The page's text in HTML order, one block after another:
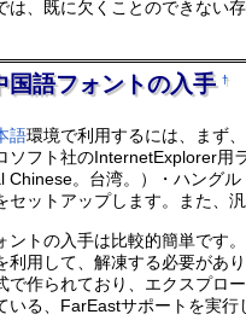
は、既に欠くことのできない存
国語フォントの入手†
語環境で利用するには、まず
ソフト社のInternetExplorer用
Chinese。台湾。）・ハング
セットアップします。また、
ントの入手は比較的簡単です
利用して、解凍する必要があ
で作られており、エクスプロ
いる、FarEastサポートを実行